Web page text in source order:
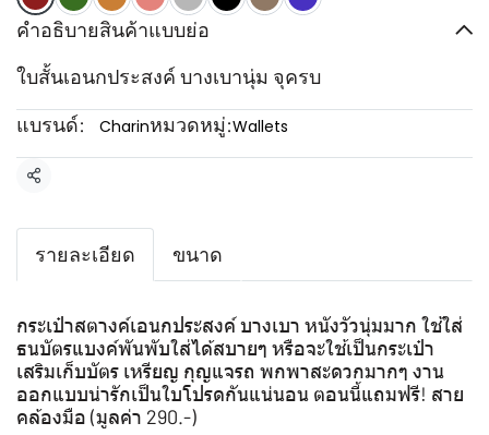
คำอธิบายสินค้าแบบย่อ
ใบสั้นเอนกประสงค์ บางเบานุ่ม จุครบ
แบรนด์:
Charinหมวดหมู่:Wallets
แชร์
รายละเอียด ขนาด
กระเป๋าสตางค์เอนกประสงค์ บางเบา หนังวัวนุ่มมาก ใช้ใส่
ธนบัตรแบงค์พันพับใส่ได้สบายๆ หรือจะใช้เป็นกระเป๋า
เสริมเก็บบัตร เหรียญ กุญแจรถ พกพาสะดวกมากๆ งาน
ออกแบบน่ารักเป็นใบโปรดกันแน่นอน ตอนนี้แถมฟรี! สาย
คล้องมือ (มูลค่า 290.-)